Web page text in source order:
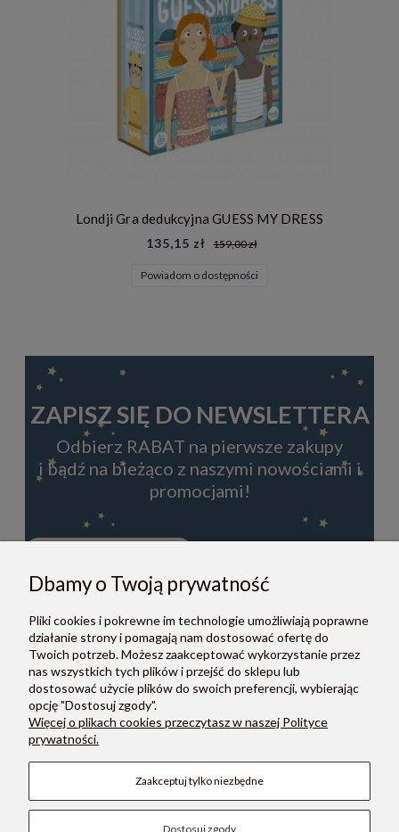
Londji Gra dedukcyjna GUESS MY DRESS
135,15 zł 159,00 zł
Powiadom o dostępności
ZAPISZ SIĘ DO NEWSLETTERA
Odbierz RABAT na pierwsze zakupy
i bądź na bieżąco z naszymi nowościami i
promocjami!
ZAPISZ SIĘ
Zapisując się do newslettera, akceptujesz Regulamin i Politykę
prywatności.
O NAS
Dbamy o Twoją prywatność
Pliki cookies i pokrewne im technologie umożliwiają poprawne
działanie strony i pomagają nam dostosować ofertę do
Twoich potrzeb. Możesz zaakceptować wykorzystanie przez
nas wszystkich tych plików i przejść do sklepu lub
dostosować użycie plików do swoich preferencji, wybierając
opcję "Dostosuj zgody".
Więcej o plikach cookies przeczytasz w naszej Polityce
prywatności.
Zaakceptuj tylko niezbędne
Dostosuj zgody